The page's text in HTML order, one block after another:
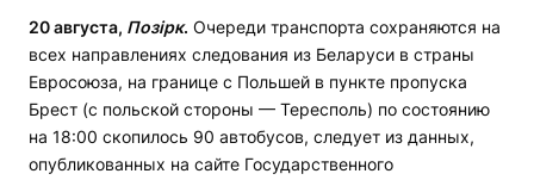
20 августа, Позірк. Очереди транспорта сохраняются на
всех направлениях следования из Беларуси в страны
Евросоюза, на границе с Польшей в пункте пропуска
Брест (с польской стороны — Тересполь) по состоянию
на 18:00 скопилось 90 автобусов, следует из данных,
опубликованных на сайте Государственного